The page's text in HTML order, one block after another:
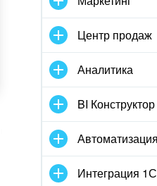
Центр продаж
Аналитика
BI Конструктор
Автоматизация
Интеграция